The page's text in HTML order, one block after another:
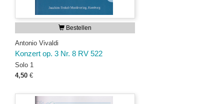
Bestellen
Antonio Vivaldi
Konzert op. 3 Nr. 8 RV 522
Solo 1
4,50 €